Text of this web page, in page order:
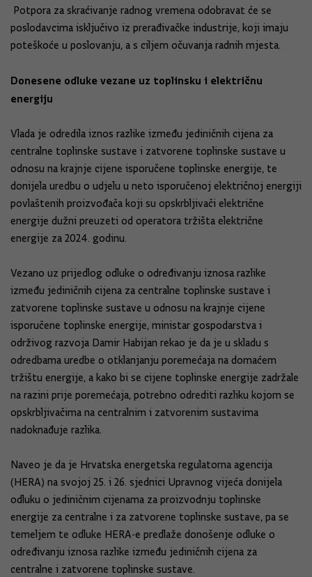
Potpora za skraćivanje radnog vremena odobravat će se
poslodavcima isključivo iz prerađivačke industrije, koji imaju
poteškoće u poslovanju, a s ciljem očuvanja radnih mjesta.
Donesene odluke vezane uz toplinsku i električnu
energiju
Vlada je odredila iznos razlike između jediničnih cijena za
centralne toplinske sustave i zatvorene toplinske sustave u
odnosu na krajnje cijene isporučene toplinske energije, te
donijela uredbu o udjelu u neto isporučenoj električnoj energiji
povlaštenih proizvođača koji su opskrbljivači električne
energije dužni preuzeti od operatora tržišta električne
energije za 2024. godinu.
Vezano uz prijedlog odluke o određivanju iznosa razlike
između jediničnih cijena za centralne toplinske sustave i
zatvorene toplinske sustave u odnosu na krajnje cijene
isporučene toplinske energije, ministar gospodarstva i
održivog razvoja Damir Habijan rekao je da je u skladu s
odredbama uredbe o otklanjanju poremećaja na domaćem
tržištu energije, a kako bi se cijene toplinske energije zadržale
na razini prije poremećaja, potrebno odrediti razliku kojom se
opskrbljivačima na centralnim i zatvorenim sustavima
nadoknađuje razlika.
Naveo je da je Hrvatska energetska regulatorna agencija
(HERA) na svojoj 25. i 26. sjednici Upravnog vijeća donijela
odluku o jediničnim cijenama za proizvodnju toplinske
energije za centralne i za zatvorene toplinske sustave, pa se
temeljem te odluke HERA-e predlaže donošenje odluke o
određivanju iznosa razlike između jediničnih cijena za
centralne i zatvorene toplinske sustave.